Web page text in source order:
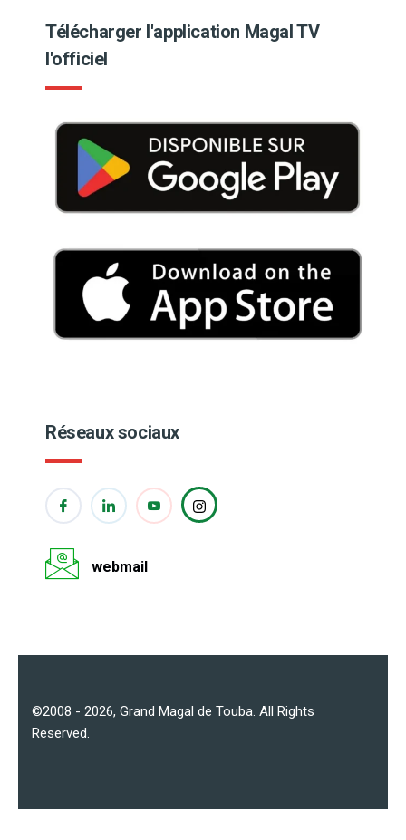
Télécharger l'application Magal TV
l'officiel
Réseaux sociaux
webmail
©2008 - 2026, Grand Magal de Touba. All Rights
Reserved.